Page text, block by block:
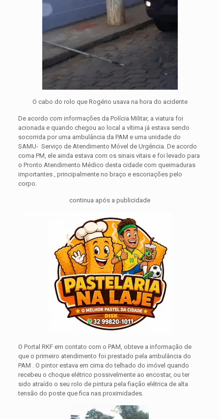
O cabo do rolo que Rogério usava na hora do acidente
De acordo com informações da Polícia Militar, a viatura foi
acionada e quando chegou ao local a vítima já estava sendo
socorrida por uma ambulância da PAM e uma unidade do
SAMU- Serviço de Atendimento Móvel de Urgência. De acordo
coma PM, ele ainda estava com os sinais vitais e foi levado para
o Pronto Atendimento Médico desta cidade com queimaduras
importantes , principalmente no braço e escoriações pelo
corpo.
continua após a publicidade
O Portal RKF em contato com o PAM, obteve a informação de
que o primeiro atendimento foi prestado pela ambulância do
PAM . O pintor estava em cima do telhado do imóvel quando
recebeu o choque elétrico possivelmente ao encostar, ou ter
sido atraído o seu rolo de pintura pela fiação elétrica de alta
tensão do poste que fica nas proximidades.